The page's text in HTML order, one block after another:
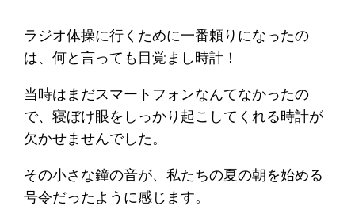
ラジオ体操に行くために一番頼りになったの
は、何と言っても目覚まし時計！
当時はまだスマートフォンなんてなかったの
で、寝ぼけ眼をしっかり起こしてくれる時計が
欠かせませんでした。
その小さな鐘の音が、私たちの夏の朝を始める
号令だったように感じます。